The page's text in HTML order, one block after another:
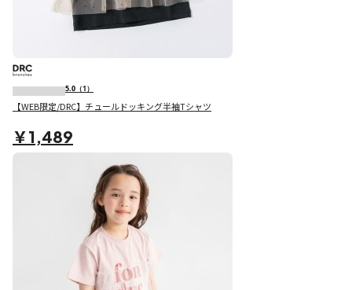
5.0 （1）
【WEB限定/DRC】チュールドッキング半袖Tシャツ
￥1,489